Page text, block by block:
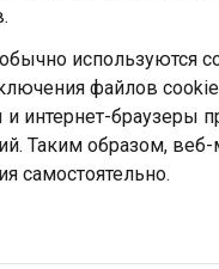
используются
файлов
интернет-браузеры
Таким образом,
самостоятельно.